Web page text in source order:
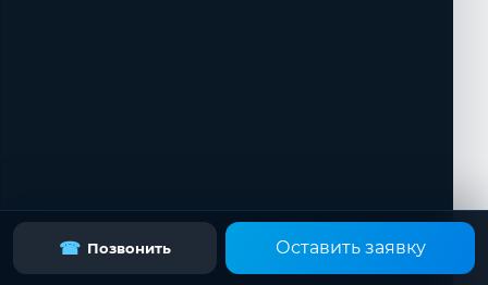
☎ Позвонить Оставить заявку